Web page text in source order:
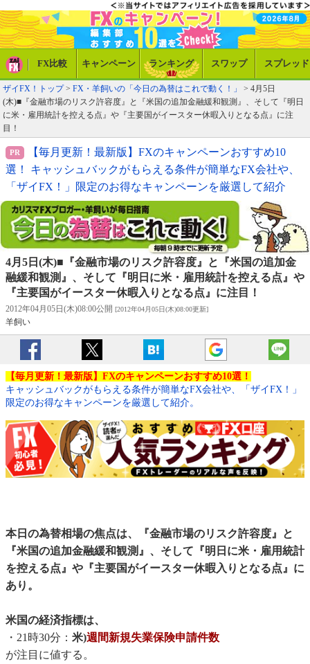
FX比較 キャンペーン ランキング スワップ スプレッド
ザイFX！トップ> FX・羊飼いの「今日の為替はこれで動く！」
> 4月5日
(木)■『金融市場のリスク許容度』と『米国の追加金融緩和観測』、そして『明日
に米・雇用統計を控える点』や『主要国がイースター休暇入りとなる点』に注
目！
【毎月更新！最新版】FXのキャンペーンおすすめ10
選！ キャッシュバックがもらえる条件が簡単なFX会社や、
「ザイFX！」限定のお得なキャンペーンを厳選して紹介
4月5日(木)■『金融市場のリスク許容度』と『米国の追加金
融緩和観測』、そして『明日に米・雇用統計を控える点』や
『主要国がイースター休暇入りとなる点』に注目！
2012年04月05日(木)08:00公開 [2012年04月05日(木)08:00更新]
羊飼い
【毎月更新！最新版】FXのキャンペーンおすすめ10選！
キャッシュバックがもらえる条件が簡単なFX会社や、「ザイFX！」
限定のお得なキャンペーンを厳選して紹介。
本日の為替相場の焦点は、『金融市場のリスク許容度』と
『米国の追加金融緩和観測』、そして『明日に米・雇用統計
を控える点』や『主要国がイースター休暇入りとなる点』に
あり。
米国の経済指標は、
・21時30分： 米)週間新規失業保険申請件数
が注目に値する。